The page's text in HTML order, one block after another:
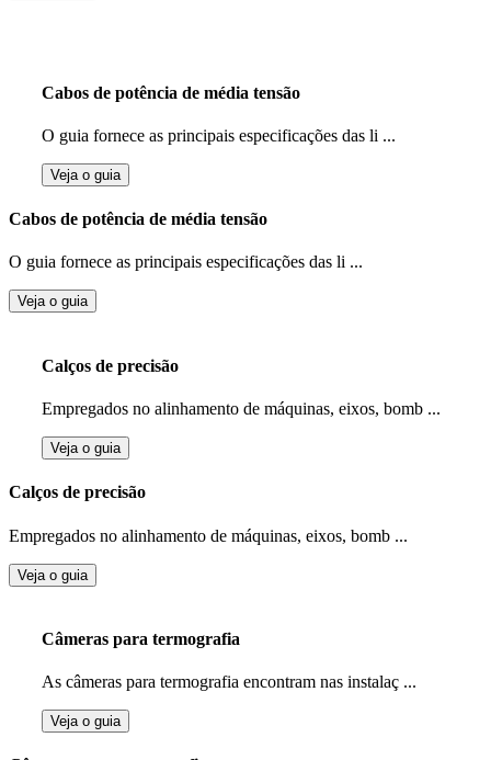
Cabos de potência de média tensão
O guia fornece as principais especificações das li ...
Veja o guia
Cabos de potência de média tensão
O guia fornece as principais especificações das li ...
Veja o guia
Calços de precisão
Empregados no alinhamento de máquinas, eixos, bomb ...
Veja o guia
Calços de precisão
Empregados no alinhamento de máquinas, eixos, bomb ...
Veja o guia
Câmeras para termografia
As câmeras para termografia encontram nas instalaç ...
Veja o guia